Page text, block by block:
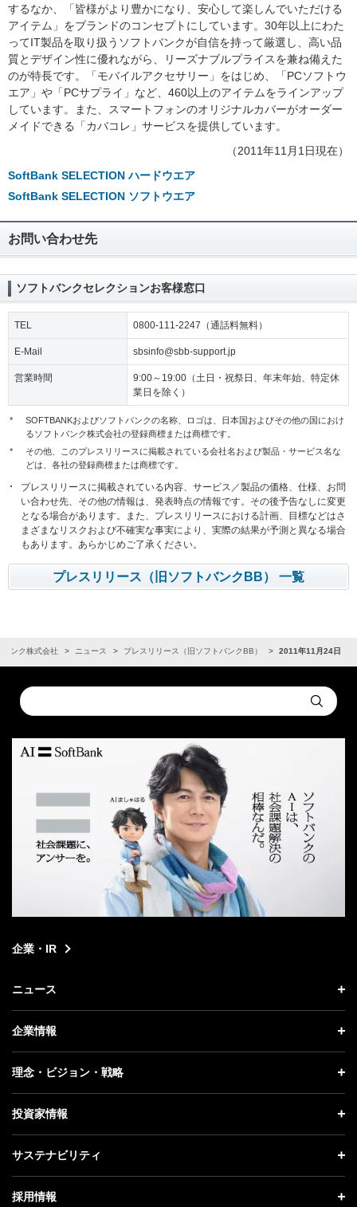
するなか、「皆様がより豊かになり、安心して楽しんでいただける
アイテム」をブランドのコンセプトにしています。30年以上にわた
ってIT製品を取り扱うソフトバンクが自信を持って厳選し、高い品
質とデザイン性に優れながら、リーズナブルプライスを兼ね備えた
のが特長です。「モバイルアクセサリー」をはじめ、「PCソフトウ
エア」や「PCサプライ」など、460以上のアイテムをラインアップ
しています。また、スマートフォンのオリジナルカバーがオーダー
メイドできる「カバコレ」サービスを提供しています。
（2011年11月1日現在）
SoftBank SELECTION ハードウエア
SoftBank SELECTION ソフトウエア
お問い合わせ先
ソフトバンクセレクションお客様窓口
TEL 0800-111-2247（通話料無料）
E-Mail sbsinfo@sbb-support.jp
営業時間
9:00～19:00（土日・祝祭日、年末年始、特定休
業日を除く）
*
SOFTBANKおよびソフトバンクの名称、ロゴは、日本国およびその他の国におけ
るソフトバンク株式会社の登録商標または商標です。
*
その他、このプレスリリースに掲載されている会社名および製品・サービス名な
どは、各社の登録商標または商標です。
プレスリリースに掲載されている内容、サービス／製品の価格、仕様、お問
い合わせ先、その他の情報は、発表時点の情報です。その後予告なしに変更
となる場合があります。また、プレスリリースにおける計画、目標などはさ
まざまなリスクおよび不確実な事実により、実際の結果が予測と異なる場合
もあります。あらかじめご了承ください。
プレスリリース（旧ソフトバンクBB） 一覧
バンク株式会社 ニュース プレスリリース（旧ソフトバンクBB） 2011年11月24日
Conduct
a
Submit
企業・IR
ニュース
ニュース トップ
プレスリリース
更新情報
記者説明会
企業情報
企業情報 トップ
社長メッセージ
事業紹介
ガバナンス
理念・ビジョン・戦略
理念・ビジョン・戦略 トップ
成長戦略「Activate AI for Society」
人材戦略
投資家情報
投資家情報 トップ
経営方針
サステナビリティ
サステナビリティ トップ
採用情報